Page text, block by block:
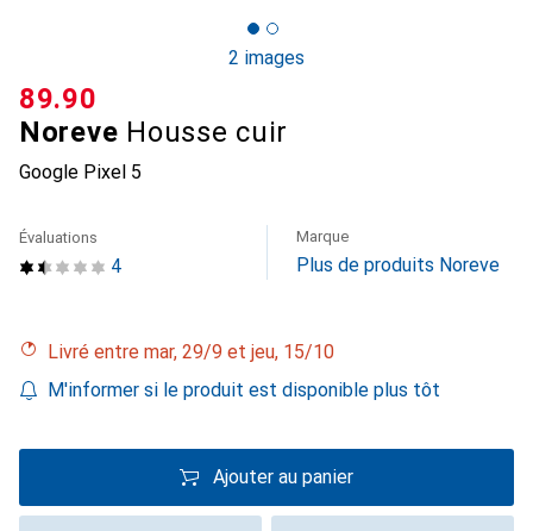
2 images
Noreve Housse cuir
Google Pixel 5
CHF
89.90
4
Évaluations Marque
Plus de produits Noreve
Livré entre mar, 29/9 et jeu, 15/10
M'informer si le produit est disponible plus tôt
Ajouter au panier